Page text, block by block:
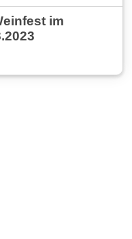
im